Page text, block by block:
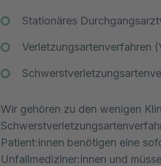
Stationäres
Verletzungsartenverfahren
Wir gehören zu den wenigen
Patient:innen benötigen eine
Unfallmediziner:innen und